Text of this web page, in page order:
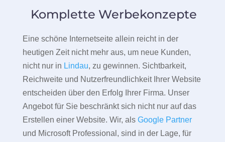
Komplette Werbekonzepte
Eine schöne Internetseite allein reicht in der
heutigen Zeit nicht mehr aus, um neue Kunden,
nicht nur in Lindau, zu gewinnen. Sichtbarkeit,
Reichweite und Nutzerfreundlichkeit Ihrer Website
entscheiden über den Erfolg Ihrer Firma. Unser
Angebot für Sie beschränkt sich nicht nur auf das
Erstellen einer Website. Wir, als Google Partner
und Microsoft Professional, sind in der Lage, für